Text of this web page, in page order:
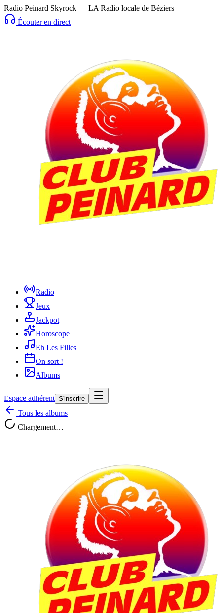
Radio Peinard Skyrock — LA Radio locale de Béziers
Écouter en direct
Radio
Jeux
Jackpot
Horoscope
Eh Les Filles
On sort !
Albums
Espace adhérent S'inscrire
Tous les albums
Chargement…